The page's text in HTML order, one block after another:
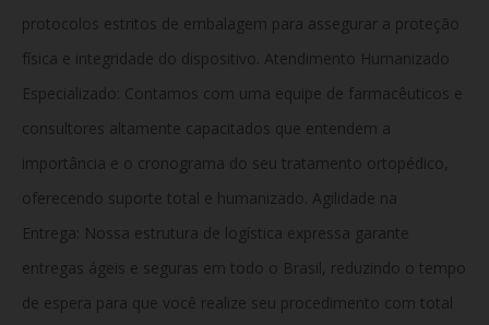
protocolos estritos de embalagem para assegurar a proteção
física e integridade do dispositivo. Atendimento Humanizado
Especializado: Contamos com uma equipe de farmacêuticos e
consultores altamente capacitados que entendem a
importância e o cronograma do seu tratamento ortopédico,
oferecendo suporte total e humanizado. Agilidade na
Entrega: Nossa estrutura de logística expressa garante
entregas ágeis e seguras em todo o Brasil, reduzindo o tempo
de espera para que você realize seu procedimento com total